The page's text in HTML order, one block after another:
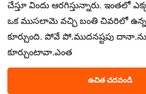
చేస్తూ విందు ఆరగిస్తున్నారు. ఇంతలో
ఒక ముసలామె వచ్చి బంతి చివరిలో
కూర్చుంది. పోవే పో.ముదనష్టపు
కూర్చుంటావా.ఎంత
ఉచిత చదవండి